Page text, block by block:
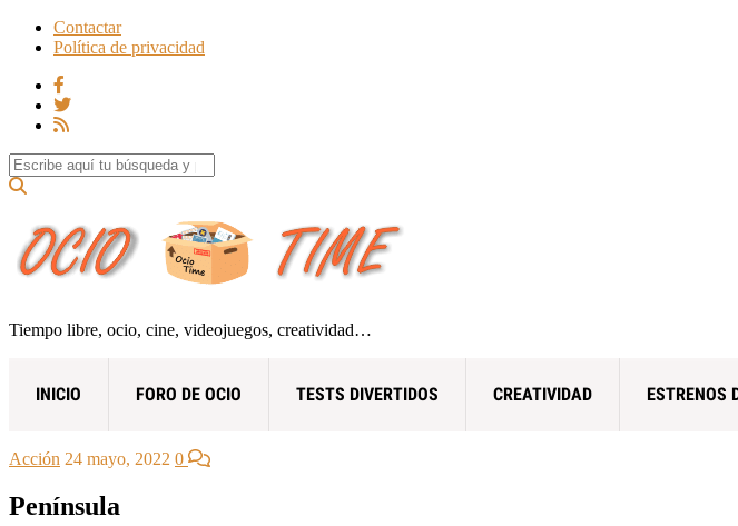
Contactar
Política de privacidad
Search for:
Tiempo libre, ocio, cine, videojuegos, creatividad…
INICIO FORO DE OCIO TESTS DIVERTIDOS CREATIVIDAD ESTRENOS
Acción 24 mayo, 2022 0
Península